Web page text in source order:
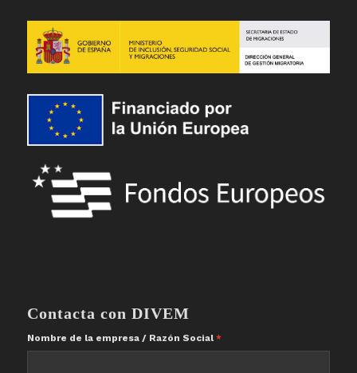
Contacta con DIVEM
Nombre de la empresa / Razón Social